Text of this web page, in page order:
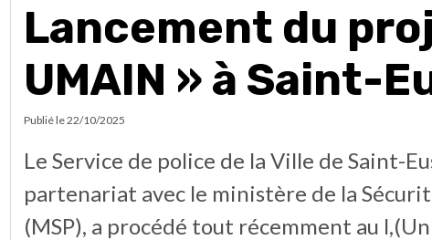
Lancement du
UMAIN » à Saint-
Publié le22/10/2025
Le Service de police de la Ville de Saint-
partenariat avec le ministère de la
(MSP), a procédé tout récemment au